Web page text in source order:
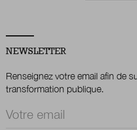
NEWSLETTER
Renseignez votre email afin de
transformation publique.
Email *